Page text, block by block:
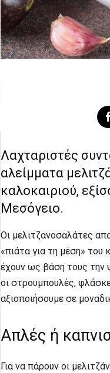
Λαχταριστές
αλείμματα
καλοκαιριού,
Μεσόγειο.
Οι μελιτζανοσαλάτες
«πιάτα για τη μέση» του
έχουν ως βάση τους την
οι στρουμπουλές,
αξιοποιήσουμε σε
Απλές ή
Για να πάρουν οι